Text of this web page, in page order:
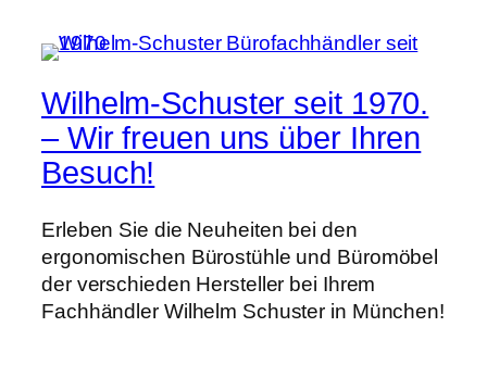
Wilhelm-Schuster seit 1970.
– Wir freuen uns über Ihren
Besuch!
Erleben Sie die Neuheiten bei den
ergonomischen Bürostühle und Büromöbel
der verschieden Hersteller bei Ihrem
Fachhändler Wilhelm Schuster in München!